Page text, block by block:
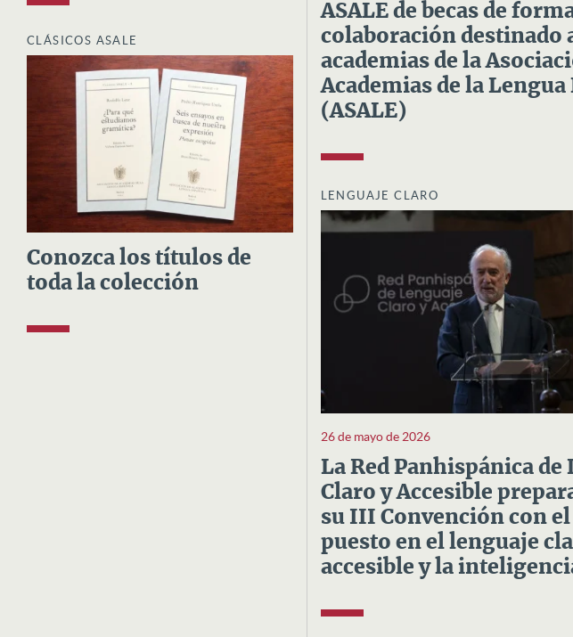
CLÁSICOS ASALE
Conozca los títulos de
toda la colección
ASALE de becas de
colaboración destinado
academias de la
Academias de la Lengua
(ASALE)
LENGUAJE CLARO
26 de mayo de 2026
La Red Panhispánica de
Claro y Accesible
su III Convención con
puesto en el lenguaje
accesible y la